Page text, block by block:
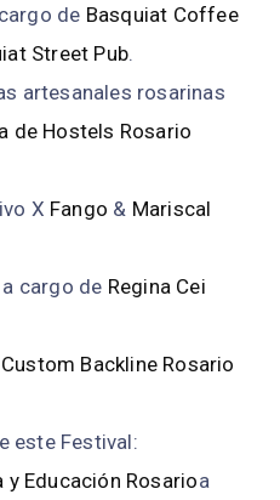
de Basquiat Coffee
Street Pub.
artesanales rosarinas
de Hostels Rosario
X Fango & Mariscal
cargo de Regina Cei
Custom Backline Rosario
este Festival:
Educación Rosarioa